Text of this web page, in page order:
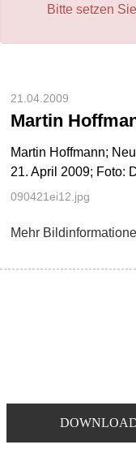
Bitte setzen
21.04.2009
Martin
Martin Hoffmann;
21. April 2009; Foto:
090421ei12.jpg
Mehr